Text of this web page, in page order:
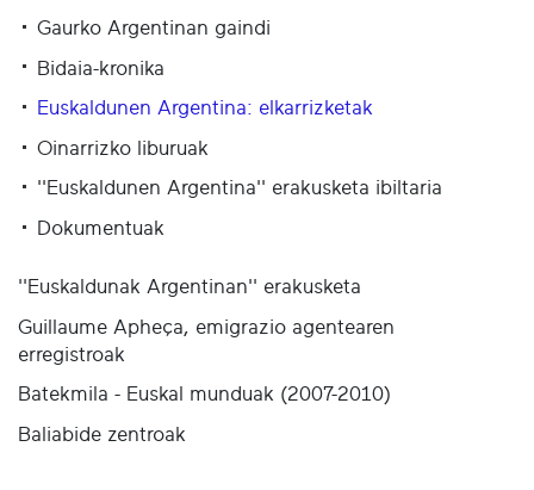
Gaurko Argentinan gaindi
Bidaia-kronika
Euskaldunen Argentina: elkarrizketak
Oinarrizko liburuak
''Euskaldunen Argentina'' erakusketa ibiltaria
Dokumentuak
''Euskaldunak Argentinan'' erakusketa
Guillaume Apheça, emigrazio agentearen
erregistroak
Batekmila - Euskal munduak (2007-2010)
Baliabide zentroak